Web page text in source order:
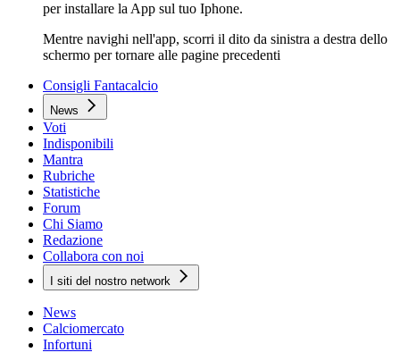
per installare la App sul tuo Iphone.
Mentre navighi nell'app, scorri il dito da sinistra a destra dello
schermo per tornare alle pagine precedenti
Consigli Fantacalcio
News
Voti
Indisponibili
Mantra
Rubriche
Statistiche
Forum
Chi Siamo
Redazione
Collabora con noi
I siti del nostro network
News
Calciomercato
Infortuni